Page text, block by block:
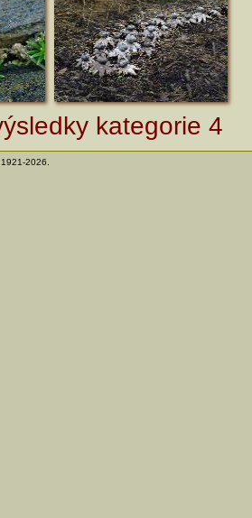
kategorie 4
2026.